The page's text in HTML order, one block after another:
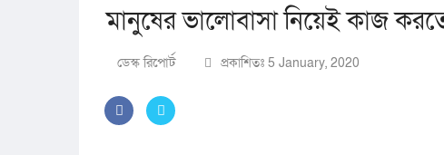
মানুষের ভালোবাসা নিয়েই কাজ
ডেস্ক রিপোর্ট প্রকাশিতঃ 5 January, 2020